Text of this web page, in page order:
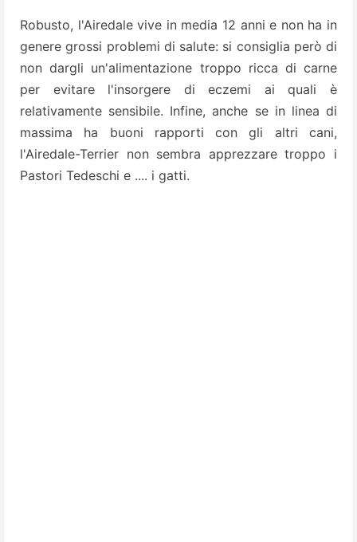
Robusto, l'Airedale vive in media 12 anni e non ha in
genere grossi problemi di salute: si consiglia però di
non dargli un'alimentazione troppo ricca di carne
per evitare l'insorgere di eczemi ai quali è
relativamente sensibile. Infine, anche se in linea di
massima ha buoni rapporti con gli altri cani,
l'Airedale-Terrier non sembra apprezzare troppo i
Pastori Tedeschi e .... i gatti.